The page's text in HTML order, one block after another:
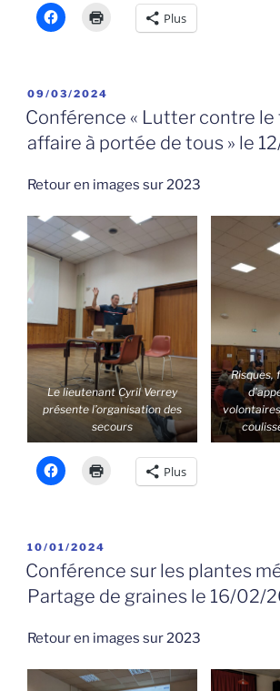
Plus
PUBLIÉ
LE
09/03/2024
Conférence « Lutter contre le
affaire à portée de tous » le
Retour en images sur 2023
Le lieutenant Cyril Verrey
présente l’organisation des
secours
Risques,
Plus
PUBLIÉ
LE
10/01/2024
Conférence sur les plantes
Partage de graines le 16/02/
Retour en images sur 2023